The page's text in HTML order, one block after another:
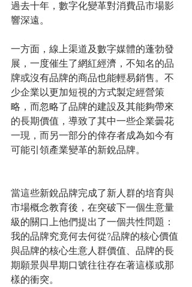
過去十年，數字化變革對消費品市場影
響深遠。
一方面，線上渠道及數字媒體的蓬勃發
展，一度催生了網紅經濟，不知名的品
牌或沒有品牌的商品也能輕易銷售。不
少企業以更加短視的方式製定經營策
略，而忽略了品牌的建設及其能夠帶來
的長期價值，導致了其中一些企業曇花
一現，而另一部分的倖存者成為如今有
可能引領產業變革的新銳品牌。
當這些新銳品牌完成了新人群的培育與
市場概念教育後，在突破下一個生意量
級的關口上他們提出了一個共性問題：
我的品牌究竟何去何從?品牌的核心價值
與品牌的核心生意人群價值、品牌的長
期願景與早期口號往往存在著這樣或那
樣的衝突。